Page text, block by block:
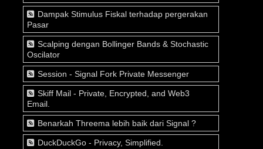
Dampak Stimulus Fiskal terhadap pergerakan
Pasar
Scalping dengan Bollinger Bands & Stochastic
Oscilator
Session - Signal Fork Private Messenger
Skiff Mail - Private, Encrypted, and Web3
Email.
Benarkah Threema lebih baik dari Signal ?
DuckDuckGo - Privacy, Simplified.